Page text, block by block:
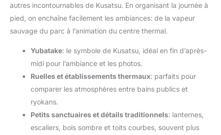
autres incontournables de Kusatsu. En organisant la journée à
pied, on enchaîne facilement les ambiances: de la vapeur
sauvage du parc à l’animation du centre thermal.
Yubatake: le symbole de Kusatsu, idéal en fin d’après-
midi pour l’ambiance et les photos.
Ruelles et établissements thermaux: parfaits pour
comparer les atmosphères entre bains publics et
ryokans.
Petits sanctuaires et détails traditionnels: lanternes,
escaliers, bois sombre et toits courbes, souvent plus